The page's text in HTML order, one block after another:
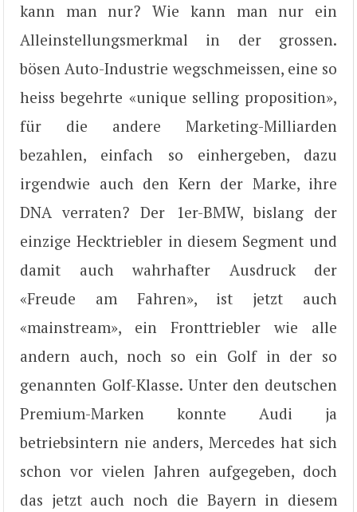
kann man nur? Wie kann man nur ein
Alleinstellungsmerkmal in der grossen.
bösen Auto-Industrie wegschmeissen, eine so
heiss begehrte «unique selling proposition»,
für die andere Marketing-Milliarden
bezahlen, einfach so einhergeben, dazu
irgendwie auch den Kern der Marke, ihre
DNA verraten? Der 1er-BMW, bislang der
einzige Hecktriebler in diesem Segment und
damit auch wahrhafter Ausdruck der
«Freude am Fahren», ist jetzt auch
«mainstream», ein Fronttriebler wie alle
andern auch, noch so ein Golf in der so
genannten Golf-Klasse. Unter den deutschen
Premium-Marken konnte Audi ja
betriebsintern nie anders, Mercedes hat sich
schon vor vielen Jahren aufgegeben, doch
das jetzt auch noch die Bayern in diesem